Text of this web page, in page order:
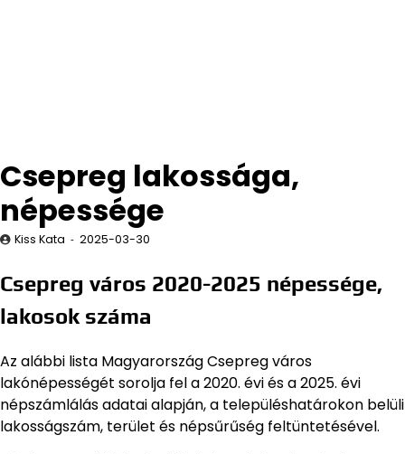
Csepreg lakossága,
népessége
Kiss Kata 2025-03-30
Csepreg város 2020-2025 népessége,
lakosok száma
Az alábbi lista Magyarország Csepreg város
lakónépességét sorolja fel a 2020. évi és a 2025. évi
népszámlálás adatai alapján,a településhatárokon belüli
lakosságszám, terület és népsűrűség feltüntetésével.